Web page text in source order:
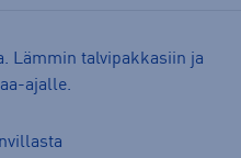
Lämmin talvipakkasiin ja
ajalle.